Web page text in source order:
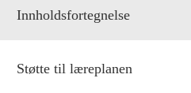
Innholdsfortegnelse
Støtte til læreplanen